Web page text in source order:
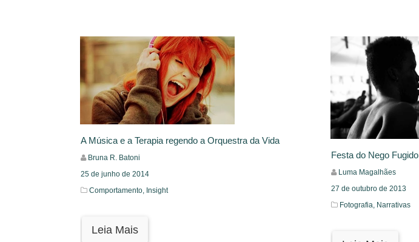
A Música e a Terapia regendo a Orquestra da Vida
Bruna R. Batoni
25 de junho de 2014
Comportamento, Insight
Leia Mais
Festa do Nego Fugido
Luma Magalhães
27 de outubro de 2013
Fotografia, Narrativas